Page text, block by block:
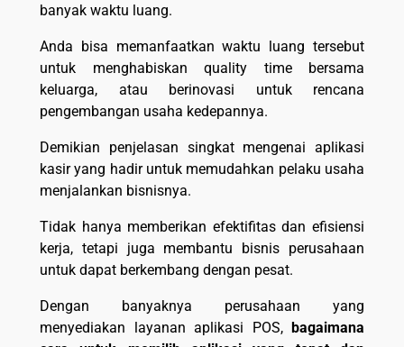
banyak waktu luang.
Anda bisa memanfaatkan waktu luang tersebut
untuk menghabiskan quality time bersama
keluarga, atau berinovasi untuk rencana
pengembangan usaha kedepannya.
Demikian penjelasan singkat mengenai aplikasi
kasir yang hadir untuk memudahkan pelaku usaha
menjalankan bisnisnya.
Tidak hanya memberikan efektifitas dan efisiensi
kerja, tetapi juga membantu bisnis perusahaan
untuk dapat berkembang dengan pesat.
Dengan banyaknya perusahaan yang
menyediakan layanan aplikasi POS,bagaimana